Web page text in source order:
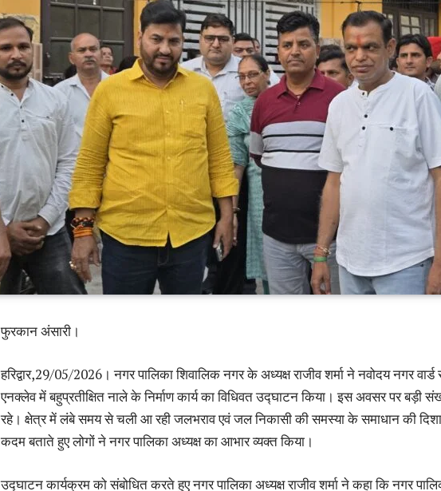
फुरकान अंसारी।
हरिद्वार,29/05/2026। नगर पालिका शिवालिक नगर के अध्यक्ष राजीव शर्मा ने नवोदय नगर वार्ड
एनक्लेव में बहुप्रतीक्षित नाले के निर्माण कार्य का विधिवत उद्घाटन किया। इस अवसर पर बड़ी
रहे। क्षेत्र में लंबे समय से चली आ रही जलभराव एवं जल निकासी की समस्या के समाधान की दिशा
कदम बताते हुए लोगों ने नगर पालिका अध्यक्ष का आभार व्यक्त किया।
उद्घाटन कार्यक्रम को संबोधित करते हुए नगर पालिका अध्यक्ष राजीव शर्मा ने कहा कि नगर